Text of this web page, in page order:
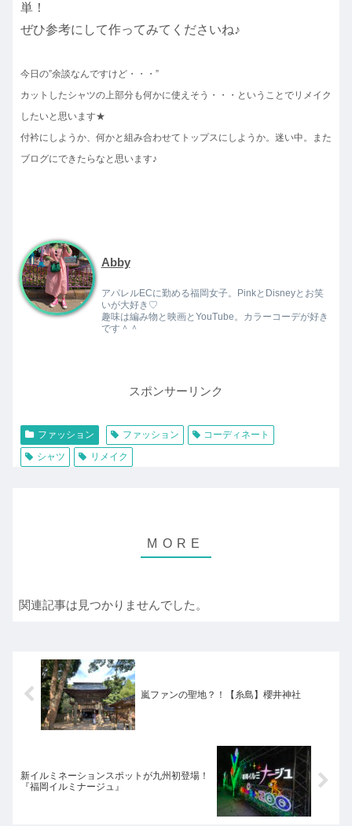
単！
ぜひ参考にして作ってみてくださいね♪
今日の”余談なんですけど・・・”
カットしたシャツの上部分も何かに使えそう・・・ということでリメイク
したいと思います★
付衿にしようか、何かと組み合わせてトップスにしようか。迷い中。また
ブログにできたらなと思います♪
Abby
アパレルECに勤める福岡女子。PinkとDisneyとお笑
いが大好き♡
趣味は編み物と映画とYouTube。カラーコーデが好き
です＾＾
スポンサーリンク
ファッション ファッション
コーディネート
シャツ
リメイク
関連記事は見つかりませんでした。
嵐ファンの聖地？！【糸島】櫻井神社
新イルミネーションスポットが九州初登場！
『福岡イルミナージュ』